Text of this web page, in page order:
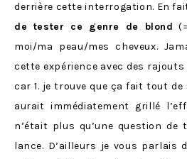
derrière cette interrogation. En
de tester ce genre de blond
moi/ma peau/mes cheveux.
cette expérience avec des
car 1. je trouve que ça fait tout
aurait immédiatement grillé
n’était plus qu’une question de
lance. D’ailleurs je vous parlais